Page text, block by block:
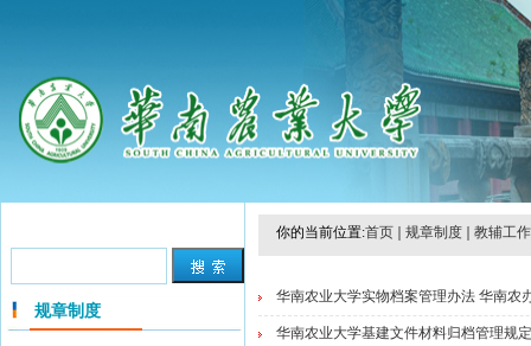
规章制度
你的当前位置:首页 规章制度 教辅工作
华南农业大学实物档案管理办法 华南农
华南农业大学基建文件材料归档管理规